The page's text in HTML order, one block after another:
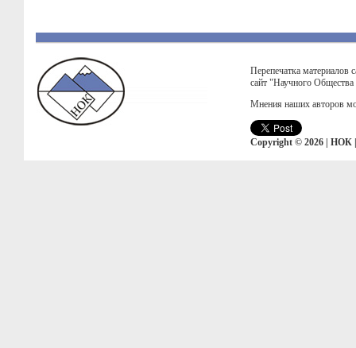
Перепечатка материалов
сайт "Научного
Мнения наших авторов
Copyright © 2026 | НОК